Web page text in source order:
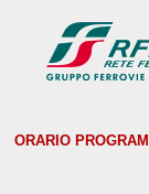
ORARIO